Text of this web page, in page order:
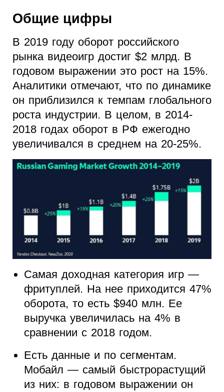
Общие цифры
В 2019 году оборот российского
рынка видеоигр достиг $2 млрд. В
годовом выражении это рост на 15%.
Аналитики отмечают, что по динамике
он приблизился к темпам глобального
роста индустрии. В целом, в 2014-
2018 годах оборот в РФ ежегодно
увеличивался в среднем на 20-25%.
Самая доходная категория игр —
фритуплей. На нее приходится 47%
оборота, то есть $940 млн. Ее
выручка увеличилась на 4% в
сравнении с 2018 годом.
Есть данные и по сегментам.
Мобайл — самый быстрорастущий
из них: в годовом выражении он